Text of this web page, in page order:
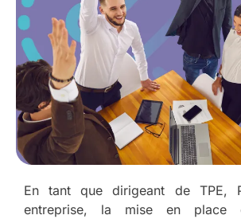
En tant que dirigeant de TPE,
entreprise, la mise en place